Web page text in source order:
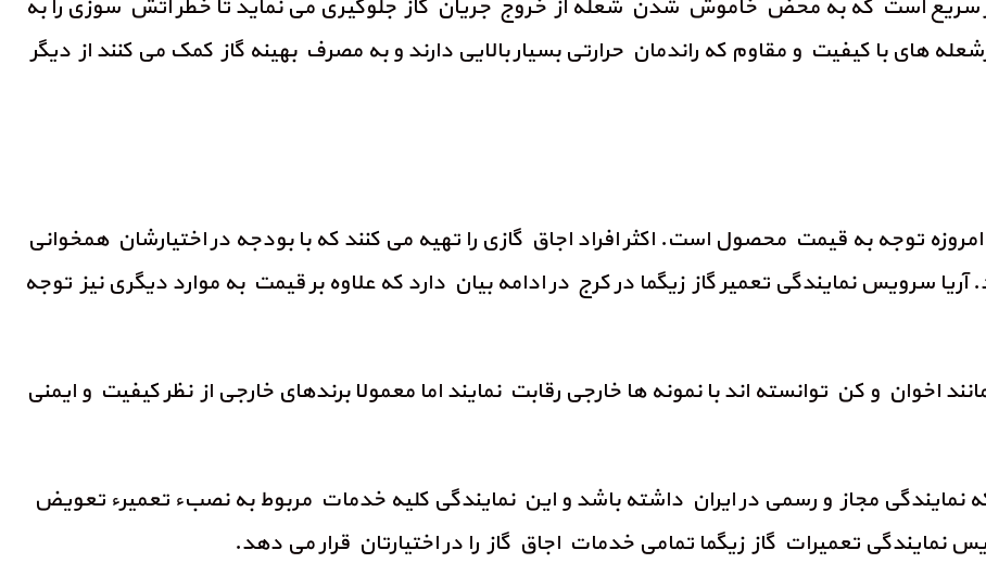
سریع است که به محض خاموش شدن شعله از خروج جریان گاز جلوگیری می نماید تا خطر آتش سوزی را به
های با کیفیت و مقاوم که راندمان حرارتی بسیار بالایی دارند و به مصرف بهینه گاز کمک می کنند از دیگر
توجه به قیمت محصول است. اکثر افراد اجاق گازی را تهیه می کنند که با بودجه در اختیارشان همخوانی
آریا سرویس نمایندگی تعمیر گاز زیگما در کرج در ادامه بیان دارد که علاوه بر قیمت به موارد دیگری نیز توجه
اخوان و کن توانسته اند با نمونه ها خارجی رقابت نمایند اما معمولا برندهای خارجی از نظر کیفیت و ایمنی
نمایندگی مجاز و رسمی در ایران داشته باشد و این نمایندگی کلیه خدمات مربوط به نصبء تعمیرء تعویض
نمایندگی تعمیرات گاز زیگما تمامی خدمات اجاق گاز را در اختیارتان قرار می دهد.